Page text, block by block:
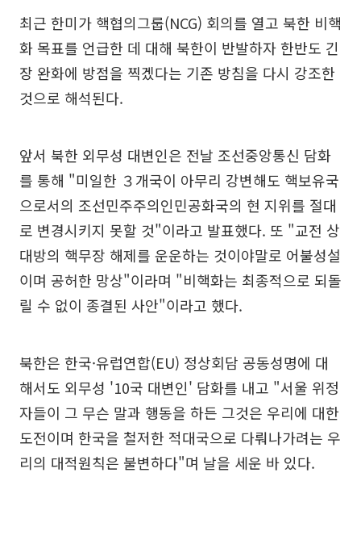
최근 한미가 핵협의그룹(NCG) 회의를 열고 북한 비핵
화 목표를 언급한 데 대해 북한이 반발하자 한반도 긴
장 완화에 방점을 찍겠다는 기존 방침을 다시 강조한
것으로 해석된다.
앞서 북한 외무성 대변인은 전날 조선중앙통신 담화
를 통해 "미일한 ３개국이 아무리 강변해도 핵보유국
으로서의 조선민주주의인민공화국의 현 지위를 절대
로 변경시키지 못할 것"이라고 발표했다. 또 "교전 상
대방의 핵무장 해제를 운운하는 것이야말로 어불성설
이며 공허한 망상"이라며 "비핵화는 최종적으로 되돌
릴 수 없이 종결된 사안"이라고 했다.
북한은 한국·유럽연합(EU) 정상회담 공동성명에 대
해서도 외무성 '10국 대변인' 담화를 내고 "서울 위정
자들이 그 무슨 말과 행동을 하든 그것은 우리에 대한
도전이며 한국을 철저한 적대국으로 다뤄나가려는 우
리의 대적원칙은 불변하다"며 날을 세운 바 있다.